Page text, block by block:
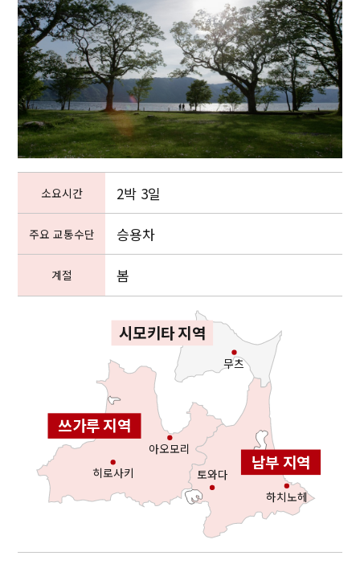
남부 지역
시모키타 지역
쓰가루 지역
아오모리
하치노헤
히로사키 토와다
무츠
소요시간 2박 3일
주요 교통수단 승용차
계절 봄